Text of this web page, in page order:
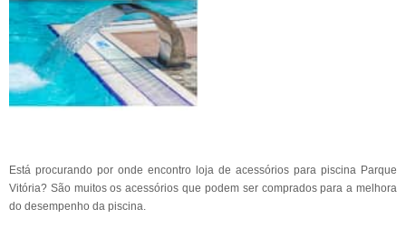
Está procurando por onde encontro loja de acessórios para piscina Parque
Vitória? São muitos os acessórios que podem ser comprados para a melhora
do desempenho da piscina.